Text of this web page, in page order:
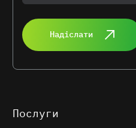
Надіслати
Послуги